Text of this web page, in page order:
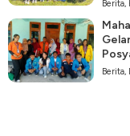
Berita,
Berita,